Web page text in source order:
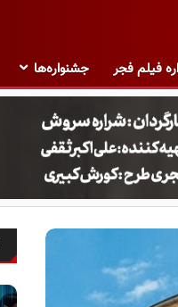
فیلم فجر جشنواره‌ها